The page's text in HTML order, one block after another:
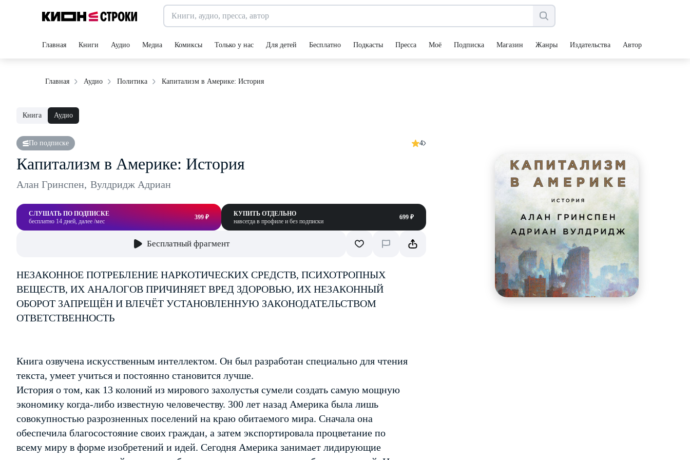
Главная Книги Аудио Медиа Комиксы Только у нас Для детей Бесплатно Подкасты Пресса Моё Подписка Магазин Жанры Издательства Авторы
Главная Аудио Политика Капитализм в Америке: История
Книга Аудио
По подписке 4
Капитализм в Америке: История
Алан Гринспен, Вулдридж Адриан
СЛУШАТЬ ПО ПОДПИСКЕ
бесплатно 14 дней, далее /мес
399 ₽
КУПИТЬ ОТДЕЛЬНО
навсегда в профиле и без подписки
699 ₽
Бесплатный фрагмент
НЕЗАКОННОЕ ПОТРЕБЛЕНИЕ НАРКОТИЧЕСКИХ СРЕДСТВ, ПСИХОТРОПНЫХ
ВЕЩЕСТВ, ИХ АНАЛОГОВ ПРИЧИНЯЕТ ВРЕД ЗДОРОВЬЮ, ИХ НЕЗАКОННЫЙ
ОБОРОТ ЗАПРЕЩЁН И ВЛЕЧЁТ УСТАНОВЛЕННУЮ ЗАКОНОДАТЕЛЬСТВОМ
ОТВЕТСТВЕННОСТЬ
Книга озвучена искусственным интеллектом. Он был разработан специально для чтения
текста, умеет учиться и постоянно становится лучше.
История о том, как 13 колоний из мирового захолустья сумели создать самую мощную
экономику когда-либо известную человечеству. 300 лет назад Америка была лишь
совокупностью разрозненных поселений на краю обитаемого мира. Сначала она
обеспечила благосостояние своих граждан, а затем экспортировала процветание по
всему миру в форме изобретений и идей. Сегодня Америка занимает лидирующие